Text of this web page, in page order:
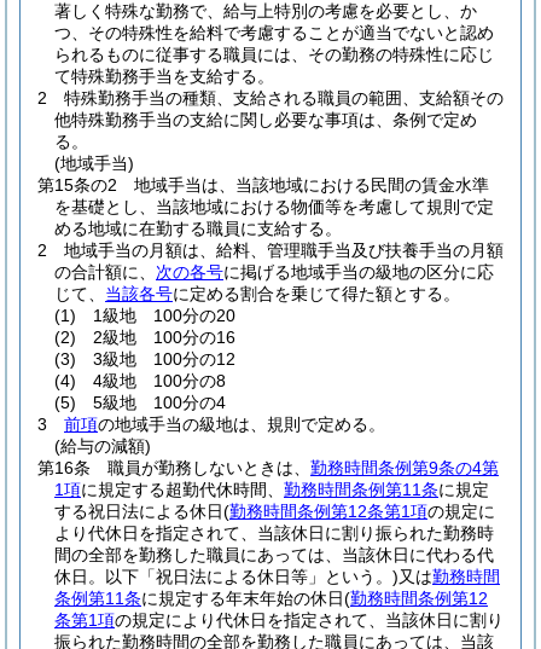
著しく特殊な勤務で、給与上特別の考慮を必要とし、か
つ、その特殊性を給料で考慮することが適当でないと認め
られるものに従事する職員には、その勤務の特殊性に応じ
て特殊勤務手当を支給する。
2
特殊勤務手当の種類、支給される職員の範囲、支給額その
他特殊勤務手当の支給に関し必要な事項は、条例で定め
る。
(地域手当)
第15条の2
地域手当は、当該地域における民間の賃金水準
を基礎とし、当該地域における物価等を考慮して規則で定
める地域に在勤する職員に支給する。
2
地域手当の月額は、給料、管理職手当及び扶養手当の月額
の合計額に、 次の各号に掲げる地域手当の級地の区分に応
じて、 当該各号に定める割合を乗じて得た額とする。
(1)
1級地 100分の20
(2)
2級地 100分の16
(3)
3級地 100分の12
(4)
4級地 100分の8
(5)
5級地 100分の4
3
前項の地域手当の級地は、規則で定める。
(給与の減額)
第16条
職員が勤務しないときは、 勤務時間条例第9条の4第
1項に規定する超勤代休時間、 勤務時間条例第11条に規定
する祝日法による休日(勤務時間条例第12条第1項の規定に
より代休日を指定されて、当該休日に割り振られた勤務時
間の全部を勤務した職員にあっては、当該休日に代わる代
休日。以下「祝日法による休日等」という。)又は勤務時間
条例第11条に規定する年末年始の休日(勤務時間条例第12
条第1項の規定により代休日を指定されて、当該休日に割り
振られた勤務時間の全部を勤務した職員にあっては、当該